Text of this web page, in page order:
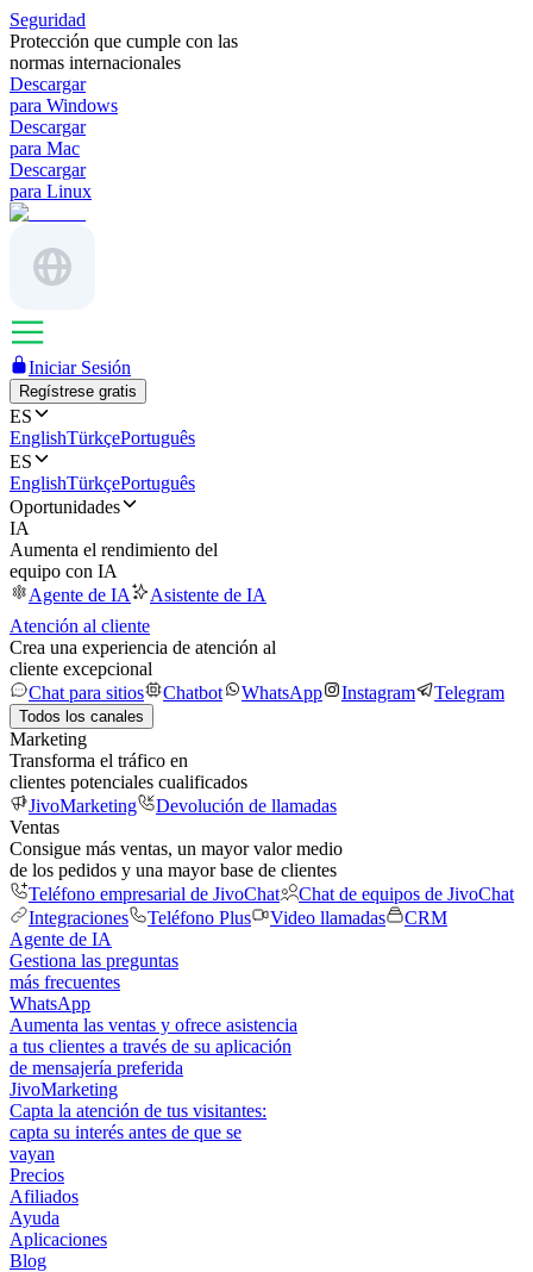
Seguridad
Protección que cumple con las
normas internacionales
Descargar
para Windows
Descargar
para Mac
Descargar
para Linux
Iniciar Sesión
Regístrese gratis
ES
EnglishTürkçePortuguês
ES
EnglishTürkçePortuguês
Oportunidades
IA
Aumenta el rendimiento del
equipo con IA
Agente de IA
Asistente de IA
Atención al cliente
Crea una experiencia de atención al
cliente excepcional
Chat para sitios
Chatbot WhatsApp Instagram Telegram
Todos los canales
Marketing
Transforma el tráfico en
clientes potenciales cualificados
JivoMarketing
Devolución de llamadas
Ventas
Consigue más ventas, un mayor valor medio
de los pedidos y una mayor base de clientes
Teléfono empresarial de JivoChat
Chat de equipos de JivoChat
Integraciones
Teléfono Plus Video llamadas
CRM
Agente de IA
Gestiona las preguntas
más frecuentes
WhatsApp
Aumenta las ventas y ofrece asistencia
a tus clientes a través de su aplicación
de mensajería preferida
JivoMarketing
Capta la atención de tus visitantes:
capta su interés antes de que se
vayan
Precios
Afiliados
Ayuda
Aplicaciones
Blog